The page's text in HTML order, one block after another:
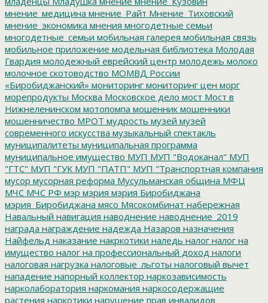
мнение_медицина мнение_Райт Мнение_Тиховский
мнение_экономика мнения многодетные семьи
многодетные_семьи мобильная галерея мобильная связь
мобильное приложение модельная библиотека Молодая
Гвардия молодежный еврейский центр молодежь молоко
молочное скотоводство МОМВД России
«Биробиджанский» мониторинг мониторинг цен морг
морепродукты Москва Московское дело мост Мост в
Нижнеленинском мотопомпа мошенник мошенники
мошенничество МРОТ мудрость музей музей
современного искусства музыкальный спектакль
муниципалитеты муниципальная программа
муниципальное имущество МУП МУП "Водоканал" МУП
"ГТС" МУП "ГУК МУП "ПАТП" МУП "Транспортная компания
мусор мусорная реформа Мусульманская община МФЦ
МЧС МЧС РФ мэр мэрия мэрия Биробиджана
мэрия_Биробиджана мясо Мясокомбинат набережная
Навальный навигация наводнение наводнение_2019
награда награждение надежда Назаров назначения
Найфельд наказание накркотики наледь налог налог на
имущество налог на профессиональный доход налоги
налоговая нагрузка налоговые_льготы налоговый вычет
нападение напорный коллектор наркозависимость
нарколаборатория наркомания наркосодержащие
растения наркотики нарушение прав инвалидов